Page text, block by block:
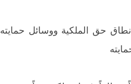
حق الملكية ووسائل حمايته